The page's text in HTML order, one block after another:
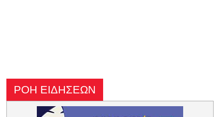
ΡΟΗ ΕΙΔΗΣΕΩΝ